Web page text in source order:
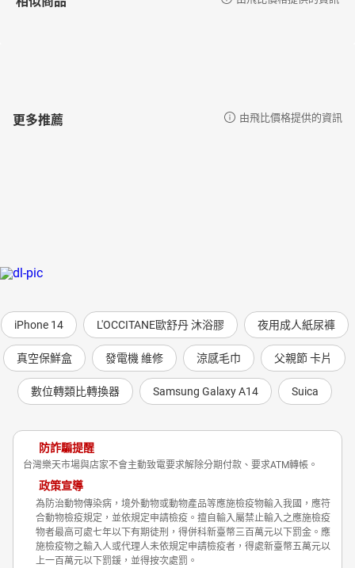
更多推薦 由飛比價格提供的資訊
iPhone 14 L'OCCITANE歐舒丹 沐浴膠 夜用成人紙尿褲
真空保鮮盒 發電機 維修 涼感毛巾 父親節 卡片
數位轉類比轉換器 Samsung Galaxy A14 Suica
防詐騙提醒
台灣樂天市場與店家不會主動致電要求解除分期付款、要求ATM轉帳。
政策宣導
為防治動物傳染病，境外動物或動物產品等應施檢疫物輸入我國，應符
合動物檢疫規定，並依規定申請檢疫。擅自輸入屬禁止輸入之應施檢疫
物者最高可處七年以下有期徒刑，得併科新臺幣三百萬元以下罰金。應
施檢疫物之輸入人或代理人未依規定申請檢疫者，得處新臺幣五萬元以
上一百萬元以下罰鍰，並得按次處罰。